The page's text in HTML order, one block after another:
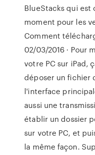
BlueStacks qui est
moment pour les
Comment
02/03/2016 · Pour
votre PC sur iPad,
déposer un fichier
l'interface
aussi une
établir un dossier
sur votre PC, et
la même façon.